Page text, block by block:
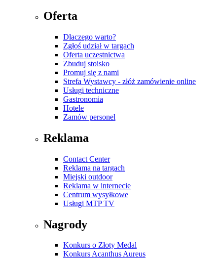
Oferta
Dlaczego warto?
Zgłoś udział w targach
Oferta uczestnictwa
Zbuduj stoisko
Promuj się z nami
Strefa Wystawcy - złóż zamówienie online
Usługi techniczne
Gastronomia
Hotele
Zamów personel
Reklama
Contact Center
Reklama na targach
Miejski outdoor
Reklama w internecie
Centrum wysyłkowe
Usługi MTP TV
Nagrody
Konkurs o Złoty Medal
Konkurs Acanthus Aureus